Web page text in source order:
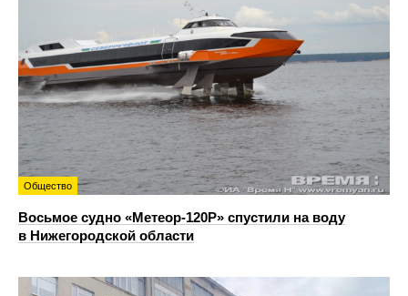
Общество
Восьмое судно «Метеор-120Р» спустили на воду
в Нижегородской области